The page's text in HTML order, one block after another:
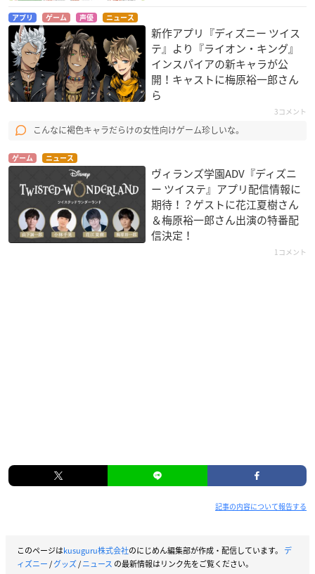
アプリ ゲーム 声優 ニュース
新作アプリ『ディズニー ツイス
テ』より『ライオン・キング』
インスパイアの新キャラが公
開！キャストに梅原裕一郎さん
ら
3コメント
こんなに褐色キャラだらけの女性向けゲーム珍しいな。
ゲーム ニュース
ヴィランズ学園ADV『ディズニ
ー ツイステ』アプリ配信情報に
期待！？ゲストに花江夏樹さん
＆梅原裕一郎さん出演の特番配
信決定！
1コメント
記事の内容について報告する
このページはkusuguru株式会社のにじめん編集部が作成・配信しています。 デ
ィズニー/グッズ/ニュース の最新情報はリンク先をご覧ください。